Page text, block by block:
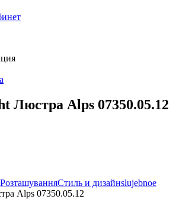
Люстра Alps 07350.05.12
РозташуванняСтиль и дизайнslujebnoe
Alps 07350.05.12